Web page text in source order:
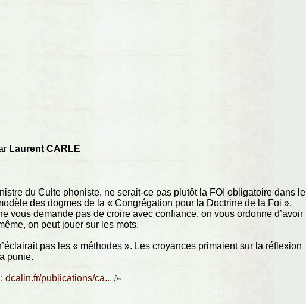
Laurent CARLE
du Culte phoniste, ne serait-ce pas plutôt la FOI obligatoire dans le
des dogmes de la « Congrégation pour la Doctrine de la Foi »,
vous demande pas de croire avec confiance, on vous ordonne d’avoir
on peut jouer sur les mots.
pas les « méthodes ». Les croyances primaient sur la réflexion
punie.
:dcalin.fr/publications/ca...